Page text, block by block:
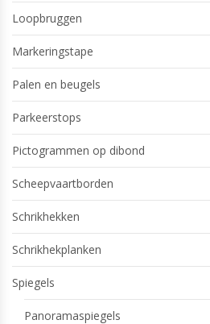
Loopbruggen
Markeringstape
Palen en beugels
Parkeerstops
Pictogrammen op dibond
Scheepvaartborden
Schrikhekken
Schrikhekplanken
Spiegels
Panoramaspiegels